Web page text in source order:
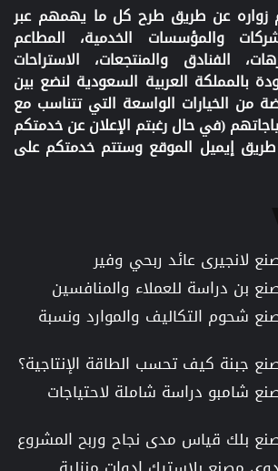
زواره عن طريق طرح كل ما يهمهم عبر
والمؤسسات الخدمية، المطاعم
الفنادق والمنتجعات، الاستراحات
بالمملكة العربية السعودية لنضع بين
من الخيارات الواسعة التي تتناسب مع
(في حال رغبتم الإعلان عن خدمتكم
إيميل الموقع وستتم خدمتكم على
لانجيرى عائد ربحي وفير
بن دراسة للعملاء والمنافسين
شحوم التكاليف والموارد ونسبة
جبنة كيف تحسب الطاقة الإنتاجية؟
شامبو دراسة شاملة لاحتياجات
بلك قياس مدى نجاح وربح المشروع